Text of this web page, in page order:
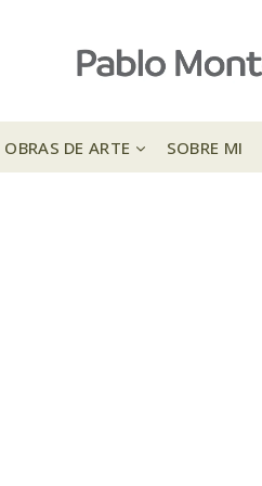
OBRAS DE ARTE SOBRE MI